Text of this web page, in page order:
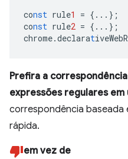
const rule1 = { ... } ;
const rule2 = { ... } ;
chrome.declarat
Prefira a
expressões regulares em
correspondência baseada
rápida.
em vez de